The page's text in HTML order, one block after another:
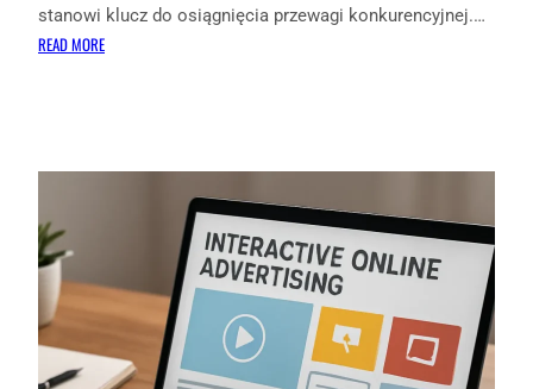
stanowi klucz do osiągnięcia przewagi konkurencyjnej.…
READ MORE:
OPARTE
MARKETING)